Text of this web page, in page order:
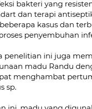
bakteri yang
dan terapi
kasus dan
penyembuhan
penelitian ini juga
madu Randu
menghambat
sp.